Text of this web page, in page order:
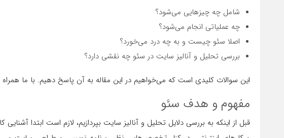
شامل چه چیزهایی می‌شود؟
چه عملیاتی انجام می‌شود؟
اصلا سئو چیست و به چه درد می‌خورد؟
بررسی تحلیل و آنالیز سایت در سئو چه نقشی دارد؟
این سوالات کلیدی است که می‌خواهیم در این مقاله به آن پاسخ دهیم. با ما همراه
مفهوم و هدف سئو
قبل از اینکه به بررسی دلایل تحلیل و آنالیز سایت بپردازیم، لازم است ابتدا